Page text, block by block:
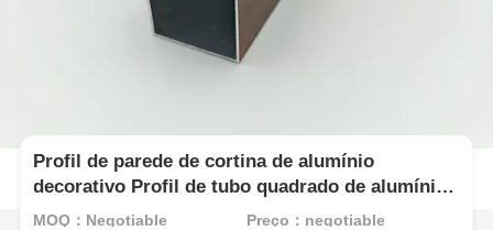
Profil de parede de cortina de alumínio
decorativo Profil de tubo quadrado de alumínio
extrudido retangular
MOQ：Negotiable Preço：negotiable